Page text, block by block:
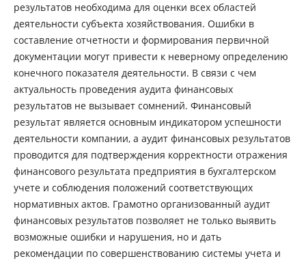
результатов необходима для оценки всех областей
деятельности субъекта хозяйствования. Ошибки в
составление отчетности и формирования первичной
документации могут привести к неверному определению
конечного показателя деятельности. В связи с чем
актуальность проведения аудита финансовых
результатов не вызывает сомнений. Финансовый
результат является основным индикатором успешности
деятельности компании, а аудит финансовых результатов
проводится для подтверждения корректности отражения
финансового результата предприятия в бухгалтерском
учете и соблюдения положений соответствующих
нормативных актов. Грамотно организованный аудит
финансовых результатов позволяет не только выявить
возможные ошибки и нарушения, но и дать
рекомендации по совершенствованию системы учета и